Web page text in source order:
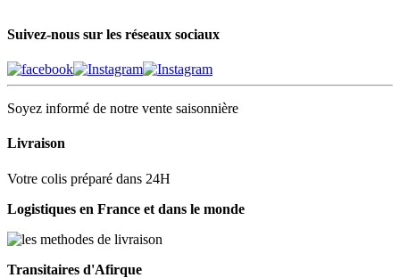
Suivez-nous sur les réseaux sociaux
Soyez informé de notre vente saisonnière
Livraison
Votre colis préparé dans 24H
Logistiques en France et dans le monde
Transitaires d'Afirque